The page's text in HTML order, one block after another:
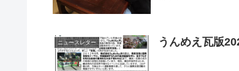
ニュースレター うんめえ瓦版